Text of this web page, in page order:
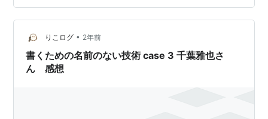
ンでポータブルモードで使えて、レジストリを…
りこログ • 2年前
書くための名前のない技術 case 3 千葉雅也さ
ん 感想